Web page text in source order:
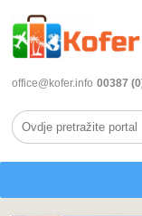
office@kofer.info 00387